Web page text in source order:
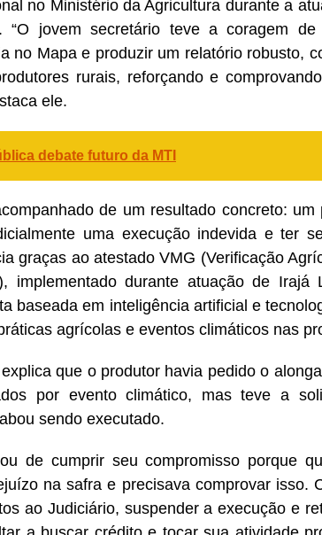
no Ministério da Agricultura durante a
“O jovem secretário teve a coragem
no Mapa e produzir um relatório robusto,
rurais, reforçando e
ele.
debate futuro da MTI
de um resultado concreto: um
uma execução indevida e ter
graças ao atestado VMG (Verificação
implementado durante atuação de Irajá
baseada em inteligência artificial e
agrícolas e eventos climáticos nas
que o produtor havia pedido o
por evento climático, mas teve a
sendo executado.
de cumprir seu compromisso porque
na safra e precisava comprovar isso.
ao Judiciário, suspender a execução e